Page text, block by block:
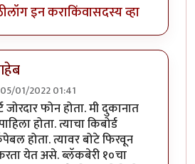
लॉग इन कराकिंवासदस्य व्हा
01/2022 01:41
byमाईसाहेब कुरसूंदीकर
जोरदार फोन होता. मी दुकानात
होता. त्याचा किबोर्ड
होता. त्यावर बोटे फिरवून
येत असे. ब्लॅकबेरी १०चा